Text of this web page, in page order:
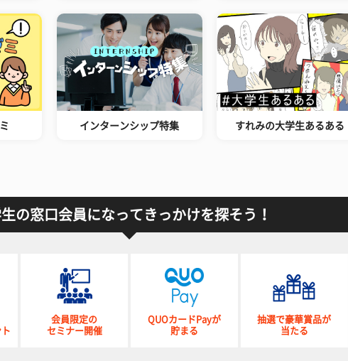
インターンシップ特集 すれみの大学生あるある
の窓口会員になってきっかけを探そう！
会員限定の
セミナー開催
QUOカードPayが
貯まる
抽選で豪華賞品が
当たる